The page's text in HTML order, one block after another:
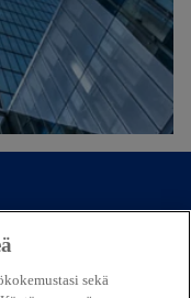
sekä